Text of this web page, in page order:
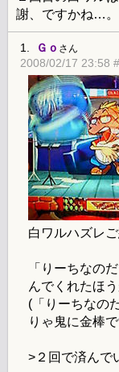
謝、ですかね…。
1. Ｇｏ さん
2008/02/17 23:58
白ワルハズレ
「りーちなの
んでくれたほ
(「りーちなの
りゃ鬼に金棒
>２回で済んで